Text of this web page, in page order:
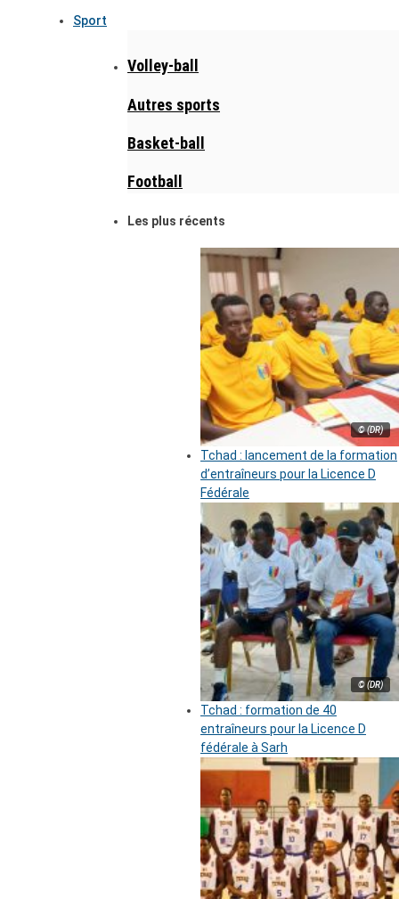
Sport
Volley-ball
Autres sports
Basket-ball
Football
Les plus récents
© (DR)
Tchad : lancement de la formation
d’entraîneurs pour la Licence D
Fédérale
© (DR)
Tchad : formation de 40
entraîneurs pour la Licence D
fédérale à Sarh